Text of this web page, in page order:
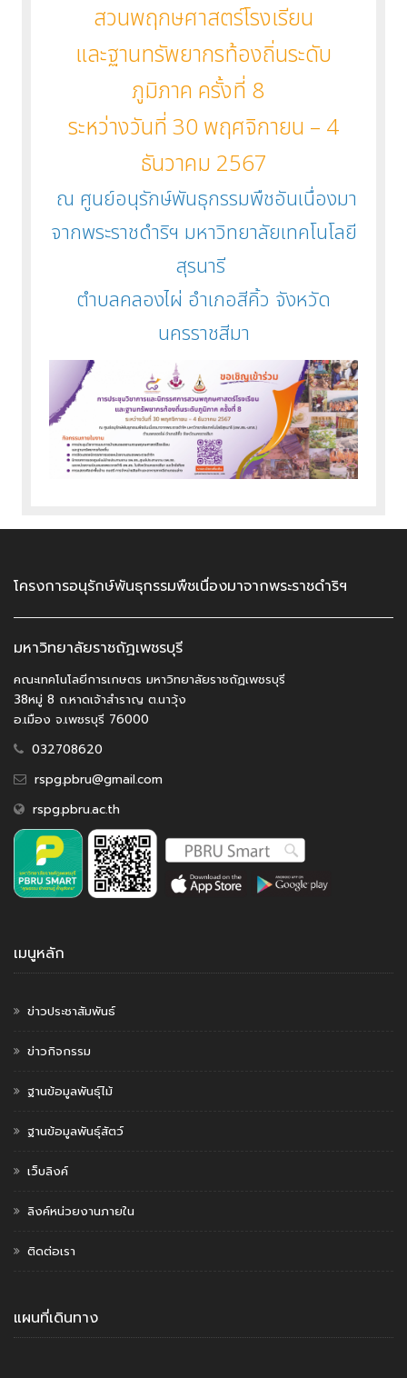
สวนพฤกษศาสตร์โรงเรียน
และฐานทรัพยากรท้องถิ่นระดับ
ภูมิภาค ครั้งที่ 8
ระหว่างวันที่ 30 พฤศจิกายน – 4
ธันวาคม 2567
ณ ศูนย์อนุรักษ์พันธุกรรมพืชอันเนื่องมา
จากพระราชดำริฯ มหาวิทยาลัยเทคโนโลยี
สุรนารี
ตำบลคลองไผ่ อำเภอสีคิ้ว จังหวัด
นครราชสีมา
โครงการอนุรักษ์พันธุกรรมพืชเนื่องมาจากพระราชดำริฯ
มหาวิทยาลัยราชถัฏเพชรบุรี
คณะเทคโนโลยีการเกษตร มหาวิทยาลัยราชถัฏเพชรบุรี
38หมู่ 8 ถ.หาดเจ้าสำราญ ต.นาวุ้ง
อ.เมือง จ.เพชรบุรี 76000
032708620
rspg.pbru@gmail.com
rspg.pbru.ac.th
เมนูหลัก
ข่าวประชาสัมพันธ์
ข่าวกิจกรรม
ฐานข้อมูลพันธุ์ไม้
ฐานข้อมูลพันธุ์สัตว์
เว็บลิงค์
ลิงค์หน่วยงานภายใน
ติดต่อเรา
แผนที่เดินทาง